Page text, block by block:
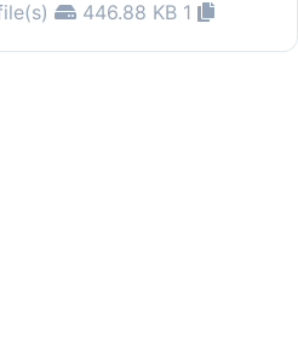
446.88 KB